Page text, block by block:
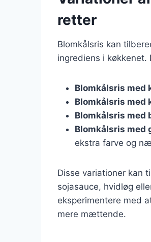
retter
Blomkålsris kan
ingrediens i
Blomkålsris med
Blomkålsris med
Blomkålsris med
Blomkålsris med
ekstra farve og
Disse variationer kan
sojasauce, hvidløg
eksperimentere med
mere mættende.